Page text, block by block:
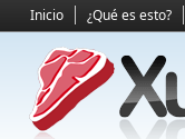
Inicio ¿Qué es esto?